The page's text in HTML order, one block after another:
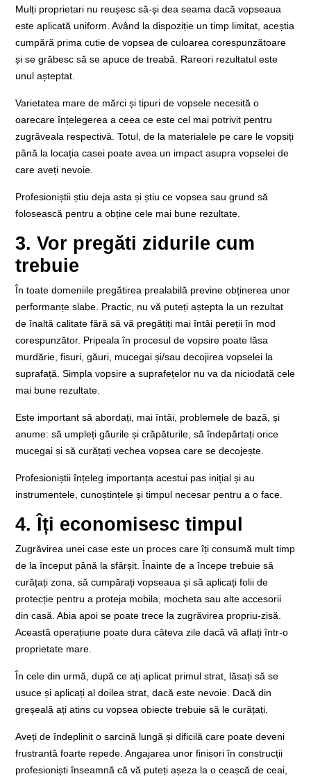
Mulți proprietari nu reușesc să-și dea seama dacă vopseaua
este aplicată uniform. Având la dispoziție un timp limitat, aceștia
cumpără prima cutie de vopsea de culoarea corespunzătoare
și se grăbesc să se apuce de treabă. Rareori rezultatul este
unul așteptat.
Varietatea mare de mărci și tipuri de vopsele necesită o
oarecare înțelegerea a ceea ce este cel mai potrivit pentru
zugrăveala respectivă. Totul, de la materialele pe care le vopsiți
până la locația casei poate avea un impact asupra vopselei de
care aveți nevoie.
Profesioniștii știu deja asta și știu ce vopsea sau grund să
folosească pentru a obține cele mai bune rezultate.
3. Vor pregăti zidurile cum
trebuie
În toate domeniile pregătirea prealabilă previne obținerea unor
performanțe slabe. Practic, nu vă puteți aștepta la un rezultat
de înaltă calitate fără să vă pregătiți mai întâi pereții în mod
corespunzător. Pripeala în procesul de vopsire poate lăsa
murdărie, fisuri, găuri, mucegai și/sau decojirea vopselei la
suprafață. Simpla vopsire a suprafețelor nu va da niciodată cele
mai bune rezultate.
Este important să abordați, mai întâi, problemele de bază, și
anume: să umpleți găurile și crăpăturile, să îndepărtați orice
mucegai și să curățați vechea vopsea care se decojește.
Profesioniștii înțeleg importanța acestui pas inițial și au
instrumentele, cunoștințele și timpul necesar pentru a o face.
4. Îți economisesc timpul
Zugrăvirea unei case este un proces care îți consumă mult timp
de la început până la sfârșit. Înainte de a începe trebuie să
curățați zona, să cumpărați vopseaua și să aplicați folii de
protecție pentru a proteja mobila, mocheta sau alte accesorii
din casă. Abia apoi se poate trece la zugrăvirea propriu-zisă.
Această operațiune poate dura câteva zile dacă vă aflați într-o
proprietate mare.
În cele din urmă, după ce ați aplicat primul strat, lăsați să se
usuce și aplicați al doilea strat, dacă este nevoie. Dacă din
greșeală ați atins cu vopsea obiecte trebuie să le curățați.
Aveți de îndeplinit o sarcină lungă și dificilă care poate deveni
frustrantă foarte repede. Angajarea unor finisori în construcții
profesioniști înseamnă că vă puteți așeza la o ceașcă de ceai,